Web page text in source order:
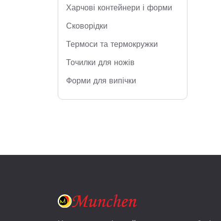
Харчові контейнери і форми
Сковорідки
Термоси та термокружки
Точилки для ножів
Форми для випічки